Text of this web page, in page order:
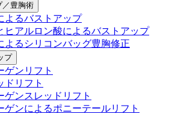
／豊胸術
よるバストアップ
ヒアルロン酸によるバストアップ
よるシリコンバッグ豊胸修正
プ
ゲンリフト
ドリフト
ゲンスレッドリフト
ゲンによるポニーテールリフト